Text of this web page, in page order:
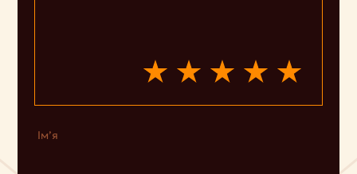
Ім’я